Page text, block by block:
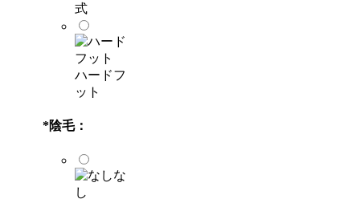
式
ハードフ
ット
*陰毛：
な
し